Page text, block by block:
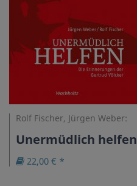
Rolf Fischer, Jürgen Weber:
Unermüdlich helfen
22,00 € *